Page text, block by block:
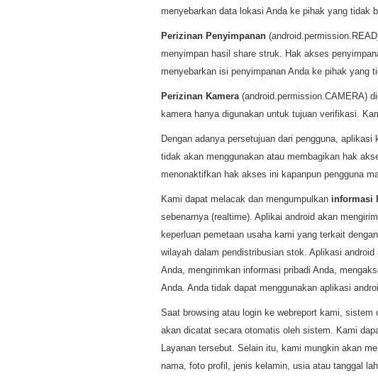
menyebarkan data lokasi Anda ke pihak yang tidak
Perizinan Penyimpanan
menyimpan hasil share struk. Hak akses
menyebarkan isi penyimpanan Anda ke pihak yang
Perizinan Kamera(android.permission.CAMERA)
kamera hanya digunakan untuk tujuan verifikasi.
Dengan adanya persetujuan dari pengguna, aplikasi
tidak akan menggunakan atau membagikan hak
menonaktifkan hak akses ini kapanpun pengguna
Kami dapat melacak dan mengumpulkan informasi
sebenarnya (realtime). Aplikai android akan
keperluan pemetaan usaha kami yang terkait
wilayah dalam pendistribusian stok. Aplikasi
Anda, mengirimkan informasi pribadi Anda,
Anda. Anda tidak dapat menggunakan aplikasi
Saat browsing atau login ke webreport kami,
akan dicatat secara otomatis oleh sistem. Kami
Layanan tersebut. Selain itu, kami mungkin akan
nama, foto profil, jenis kelamin, usia atau tanggal